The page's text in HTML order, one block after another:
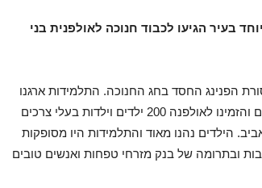
בעיר הגיעו לכבוד חנוכה לאולפנית בני
הפנינג החסד בחג החנוכה. התלמידות ארגנו
בעצמן מתנפחים, עמדת צמר גפן מתוק, כלי ציור ובלונים רבים והזמינו לאולפנה 200 ילדים וילדות בעלי צרכים
הילדים נהנו מאוד והתלמידות היו מסופקות
ובתרומה של בנק מזרחי טפחות ואנשים טובים